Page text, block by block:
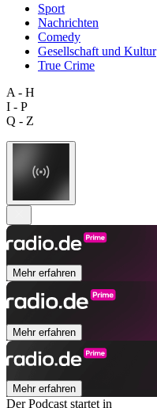
Sport
Nachrichten
Comedy
Gesellschaft und Kultur
True Crime
A - H
I - P
Q - Z
Mehr erfahren
Mehr erfahren
Mehr erfahren
Der Podcast startet in